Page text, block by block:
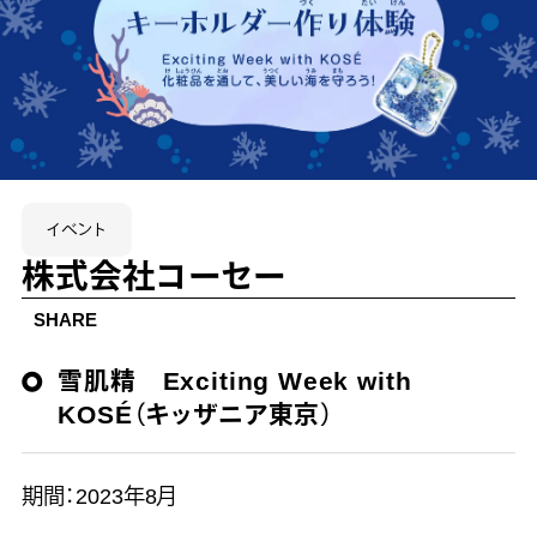
イベント
株式会社コーセー
SHARE
雪肌精 Exciting Week with
KOSÉ（キッザニア東京）
期間：2023年8月